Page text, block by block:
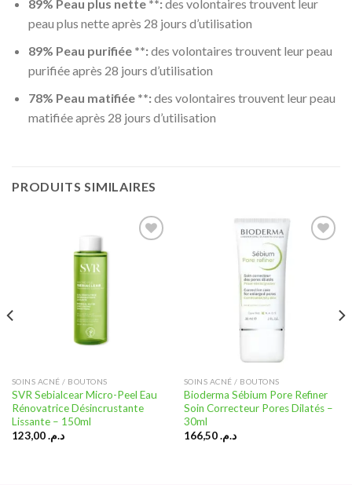
89% Peau plus nette **:des volontaires trouvent leur
peau plus nette après 28 jours d’utilisation
89% Peau purifiée **:des volontaires trouvent leur peau
purifiée après 28 jours d’utilisation
78% Peau matifiée **:des volontaires trouvent leur peau
matifiée après 28 jours d’utilisation
PRODUITS SIMILAIRES
SOINS ACNÉ / BOUTONS
SVR Sebialcear Micro-Peel Eau
Rénovatrice Désincrustante
Lissante – 150ml
د.م.123,00
SOINS ACNÉ / BOUTONS
Bioderma Sébium Pore Refiner
Soin Correcteur Pores Dilatés –
30ml
د.م.166,50